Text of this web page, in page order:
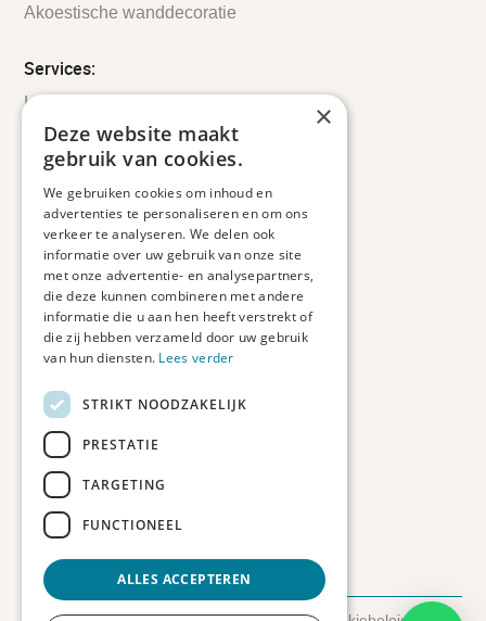
Akoestische wanddecoratie
Services:
Leveringsinformatie
Retourbeleid
Informatie
Veelgestelde vragen
Duurzaam ondernemen
Contact informatie
Etienne de Pinedaweg 34
3711 CH, Austerlitz
Nederland
info@fotoprintxl.nl
0343 78 58 00
KVK: 81960263
BTW: NL002708709B23
×
Deze website maakt
gebruik van cookies.
We gebruiken cookies om inhoud en
advertenties te personaliseren en om ons
verkeer te analyseren. We delen ook
informatie over uw gebruik van onze site
met onze advertentie- en analysepartners,
die deze kunnen combineren met andere
informatie die u aan hen heeft verstrekt of
die zij hebben verzameld door uw gebruik
van hun diensten. Lees verder
STRIKT NOODZAKELIJK
PRESTATIE
TARGETING
FUNCTIONEEL
ALLES ACCEPTEREN